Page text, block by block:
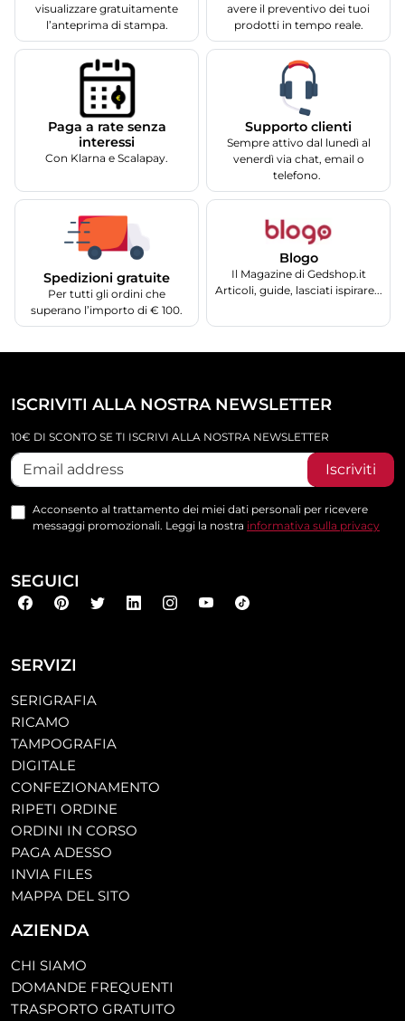
visualizzare gratuitamente
l’anteprima di stampa.
avere il preventivo dei tuoi
prodotti in tempo reale.
Paga a rate senza
interessi
Con Klarna e Scalapay.
Supporto clienti
Sempre attivo dal lunedì al
venerdì via chat, email o
telefono.
Spedizioni gratuite
Per tutti gli ordini che
superano l’importo di € 100.
Blogo
Il Magazine di Gedshop.it
Articoli, guide, lasciati ispirare...
SERVIZI
SERIGRAFIA
RICAMO
TAMPOGRAFIA
DIGITALE
CONFEZIONAMENTO
RIPETI ORDINE
ORDINI IN CORSO
PAGA ADESSO
INVIA FILES
MAPPA DEL SITO
AZIENDA
CHI SIAMO
DOMANDE FREQUENTI
TRASPORTO GRATUITO
ISCRIVITI ALLA NOSTRA NEWSLETTER
10€ DI SCONTO SE TI ISCRIVI ALLA NOSTRA NEWSLETTER
Iscriviti
Acconsento al trattamento dei miei dati personali per ricevere
messaggi promozionali. Leggi la nostra informativa sulla privacy
SEGUICI